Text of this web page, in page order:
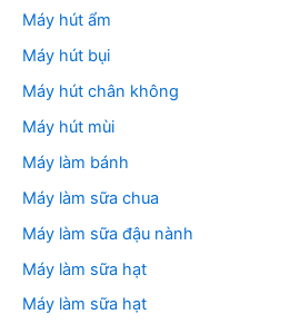
Máy hút ẩm
Máy hút bụi
Máy hút chân không
Máy hút mùi
Máy làm bánh
Máy làm sữa chua
Máy làm sữa đậu nành
Máy làm sữa hạt
Máy làm sữa hạt